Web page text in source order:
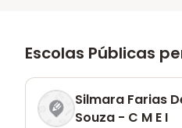
Escolas Públicas
Silmara Farias
Souza - C M E I